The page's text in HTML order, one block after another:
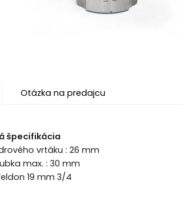
Otázka na predajcu
špecifikácia
vrtáku : 26 mm
max. : 30 mm
19 mm 3/4